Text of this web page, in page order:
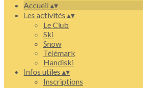
Accueil ▴▾
Les activités ▴▾
Le Club
Ski
Snow
Télémark
Handiski
Infos utiles ▴▾
Inscriptions